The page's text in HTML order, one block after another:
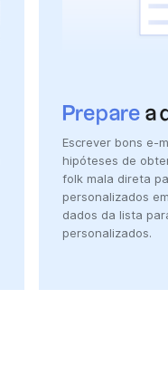
Prepare a
Escrever bons e-
hipóteses de
folk mala direta
personalizados
dados da lista
personalizados.